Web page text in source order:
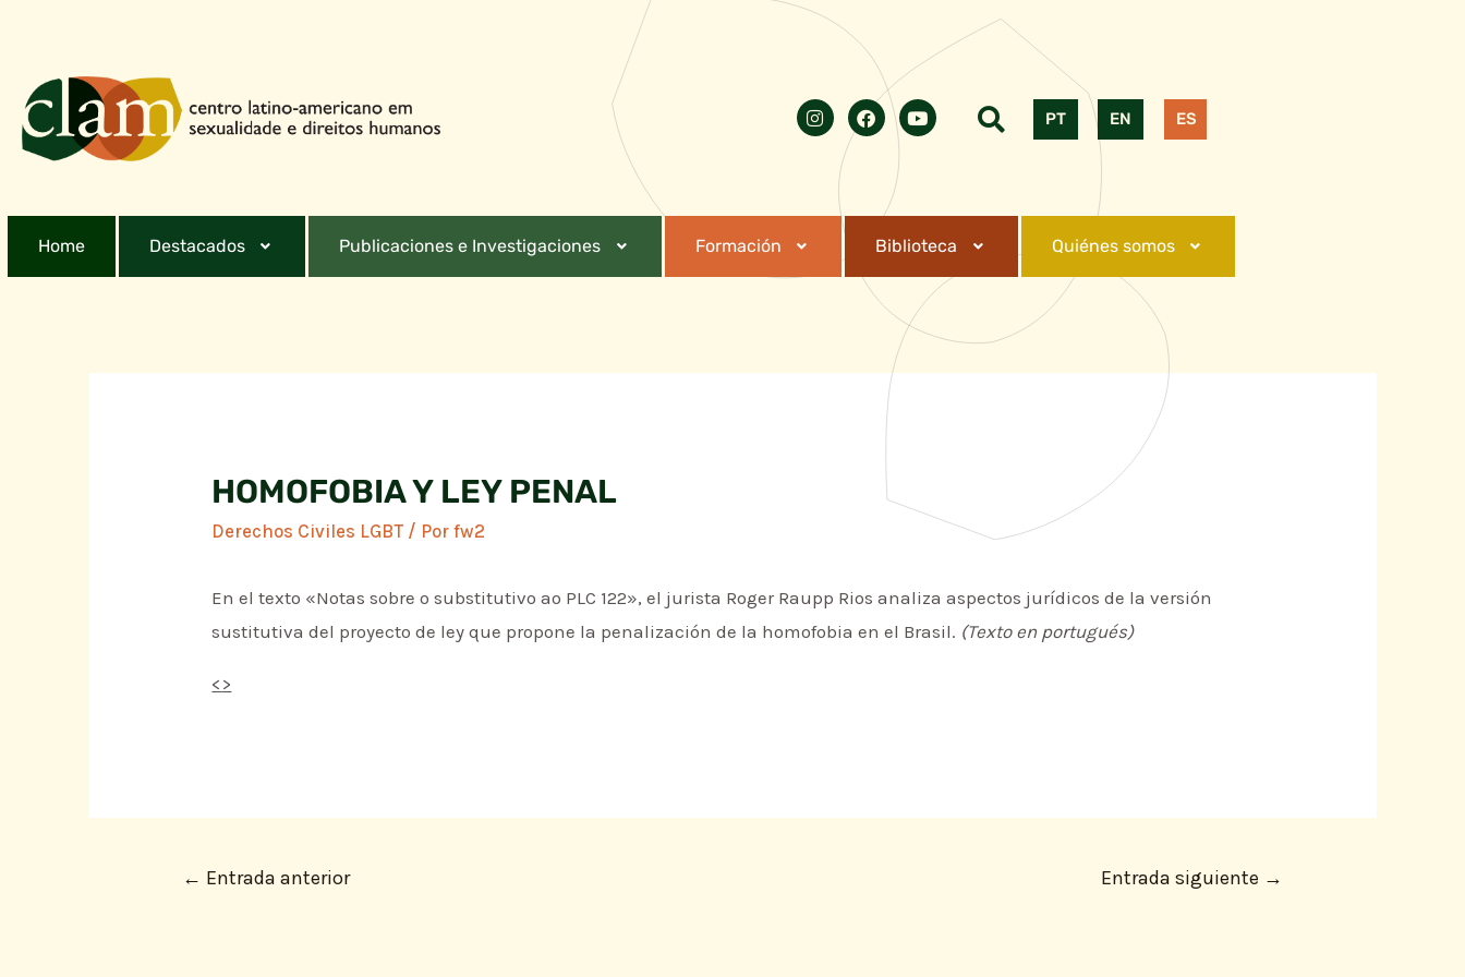
PT EN ES
Home Destacados Publicaciones e Investigaciones Formación Biblioteca Quiénes somos
HOMOFOBIA Y LEY PENAL
Derechos Civiles LGBT / Porfw2
En el texto «Notas sobre o substitutivo ao PLC 122», el jurista Roger Raupp Rios analiza aspectos jurídicos de la versión
sustitutiva del proyecto de ley que propone la penalización de la homofobia en el Brasil. (Texto en portugués)
< >
← Entrada anterior Entrada siguiente →